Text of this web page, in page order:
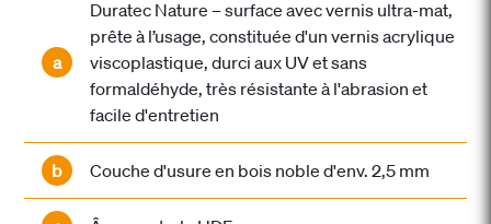
a
Duratec Nature – surface avec vernis ultra-mat,
prête à l’usage, constituée d'un vernis acrylique
viscoplastique, durci aux UV et sans
formaldéhyde, très résistante à l'abrasion et
facile d'entretien
b Couche d'usure en bois noble d'env. 2,5 mm